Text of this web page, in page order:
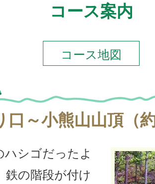
コース案内
コース地図
口～小熊山山頂（
ハシゴだったよ
鉄の階段が付け